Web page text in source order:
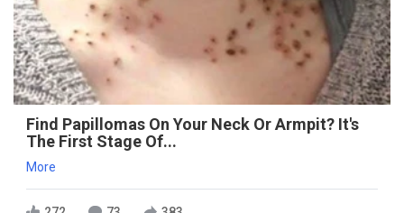
Find Papillomas On Your Neck Or Armpit? It's
The First Stage Of...
More